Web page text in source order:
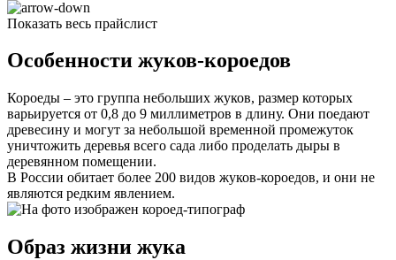
Показать весь прайслист
Особенности жуков-короедов
Короеды – это группа небольших жуков, размер которых
варьируется от 0,8 до 9 миллиметров в длину. Они поедают
древесину и могут за небольшой временной промежуток
уничтожить деревья всего сада либо проделать дыры в
деревянном помещении.
В России обитает более 200 видов жуков-короедов, и они не
являются редким явлением.
Образ жизни жука